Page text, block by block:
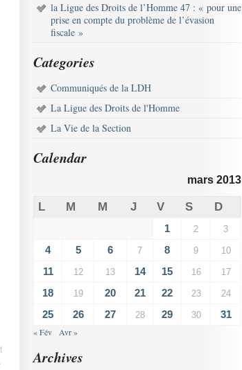
la Ligue des Droits de l’Homme 47 : « pour une
prise en compte du problème de l’évasion
fiscale »
Categories
Communiqués de la LDH
La Ligue des Droits de l'Homme
La Vie de la Section
Calendar
mars 2013
L M M J V S D
1 2 3
4 5 6 7 8 9 10
11 12 13 14 15 16 17
18 19 20 21 22 23 24
25 26 27 28 29 30 31
« Fév Avr »
Archives